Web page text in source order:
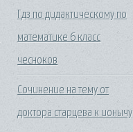
Гдз по дидактическому по
математике 6 класс
чесноков
Сочинение на тему от
доктора старцева к ионычу